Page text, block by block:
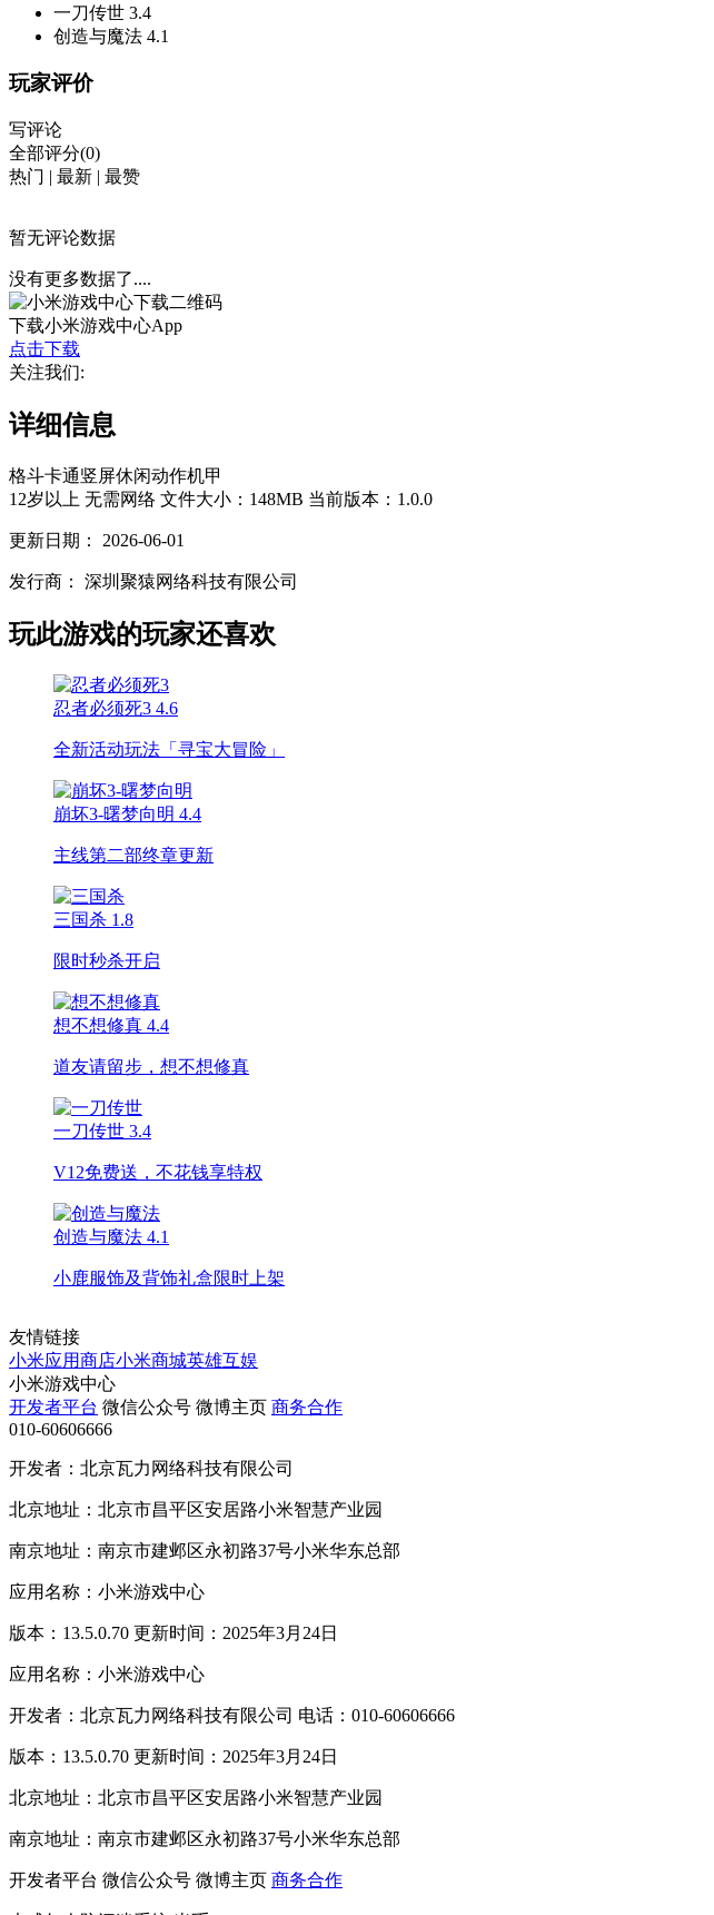
一刀传世 3.4
创造与魔法 4.1
玩家评价
写评论
全部评分(0)
热门 | 最新 | 最赞
暂无评论数据
没有更多数据了....
下载小米游戏中心App
点击下载
关注我们:
详细信息
格斗卡通竖屏休闲动作机甲
12岁以上 无需网络 文件大小：148MB 当前版本：1.0.0
更新日期： 2026-06-01
发行商： 深圳聚猿网络科技有限公司
玩此游戏的玩家还喜欢
忍者必须死3 4.6
全新活动玩法「寻宝大冒险」
崩坏3-曙梦向明 4.4
主线第二部终章更新
三国杀 1.8
限时秒杀开启
想不想修真 4.4
道友请留步，想不想修真
一刀传世 3.4
V12免费送，不花钱享特权
创造与魔法 4.1
小鹿服饰及背饰礼盒限时上架
友情链接
小米应用商店小米商城英雄互娱
小米游戏中心
开发者平台 微信公众号 微博主页 商务合作
010-60606666
开发者：北京瓦力网络科技有限公司
北京地址：北京市昌平区安居路小米智慧产业园
南京地址：南京市建邺区永初路37号小米华东总部
应用名称：小米游戏中心
版本：13.5.0.70 更新时间：2025年3月24日
应用名称：小米游戏中心
开发者：北京瓦力网络科技有限公司 电话：010-60606666
版本：13.5.0.70 更新时间：2025年3月24日
北京地址：北京市昌平区安居路小米智慧产业园
南京地址：南京市建邺区永初路37号小米华东总部
开发者平台 微信公众号 微博主页 商务合作